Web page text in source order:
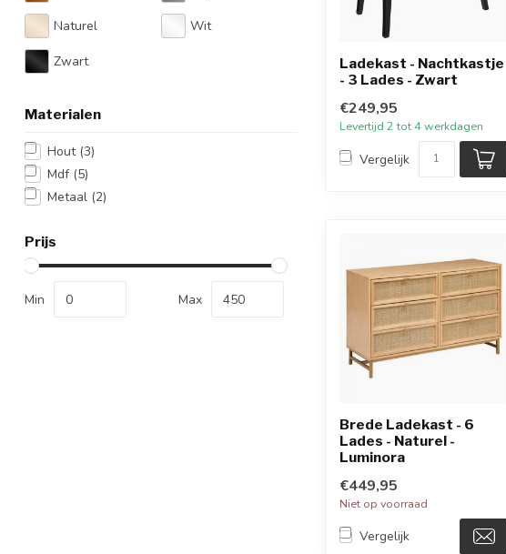
Naturel Wit
Zwart
Materialen
Hout (3)
Mdf (5)
Metaal (2)
Prijs
Min Max
Ladekast - Nachtkastje
- 3 Lades - Zwart
€249,95
Levertijd 2 tot 4 werkdagen
Vergelijk
Brede Ladekast - 6
Lades - Naturel -
Luminora
€449,95
Niet op voorraad
Vergelijk